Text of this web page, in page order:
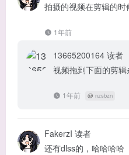
拍摄的视频在剪辑的
1年前
13665200164 读者
视频拖到下面的剪辑
1年前 @ nzsbzn
FakerzI 读者
还有dlss的，哈哈哈哈